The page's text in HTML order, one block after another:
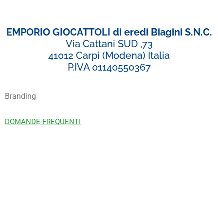
EMPORIO GIOCATTOLI di eredi Biagini S.N.C.
Via Cattani SUD ,73
41012 Carpi (Modena) Italia
P.IVA 01140550367
Branding
DOMANDE FREQUENTI